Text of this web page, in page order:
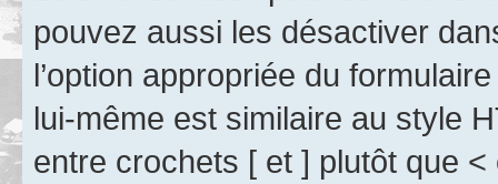
pouvez aussi les désactiver
l’option appropriée du
lui-même est similaire au style
entre crochets [ et ] plutôt que